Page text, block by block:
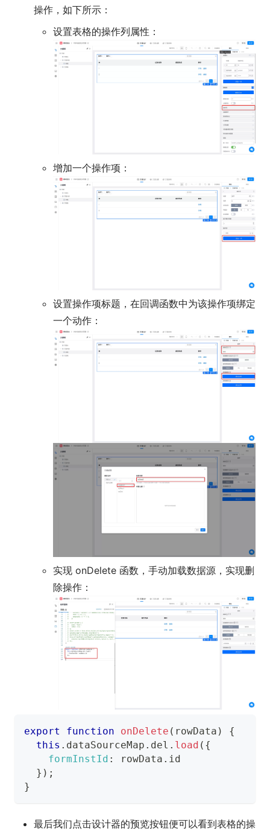
操作，如下所示：
设置表格的操作列属性：
增加一个操作项：
设置操作项标题，在回调函数中为该操作项绑定
一个动作：
实现 onDelete 函数，手动加载数据源，实现删
除操作：
export function onDelete ( rowData )
{
this . dataSourceMap . del . load ( {
formInstId : rowData . id
} ) ;
}
最后我们点击设计器的预览按钮便可以看到表格的操